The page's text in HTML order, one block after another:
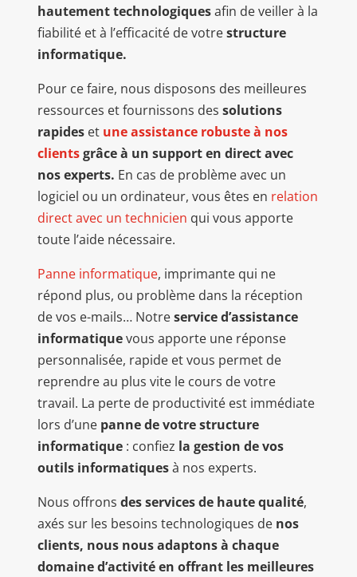
hautement technologiquesafin de veiller à la
fiabilité et à l’efficacité de votrestructure
informatique.
Pour ce faire, nous disposons des meilleures
ressources et fournissons dessolutions
rapides et une assistance robuste à nos
clientsgrâce à un support en direct avec
nos experts. En cas de problème avec un
logiciel ou un ordinateur, vous êtes en relation
direct avec un technicien qui vous apporte
toute l’aide nécessaire.
Panne informatique, imprimante qui ne
répond plus, ou problème dans la réception
de vos e-mails… Notreservice d’assistance
informatiquevous apporte une réponse
personnalisée, rapide et vous permet de
reprendre au plus vite le cours de votre
travail. La perte de productivité est immédiate
lors d’une panne de votre structure
informatique : confiez la gestion de vos
outils informatiquesà nos experts.
Nous offronsdes services de haute qualité,
axés sur les besoins technologiques de nos
clients, nous nous adaptons à chaque
domaine d’activité en offrant les meilleures